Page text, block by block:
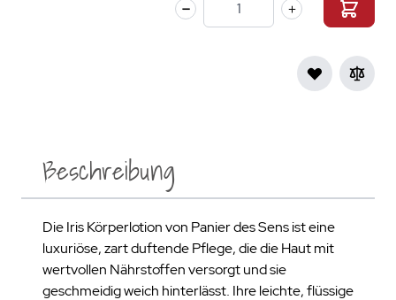
Menge
Beschreibung
Die Iris Körperlotion von Panier des Sens ist eine
luxuriöse, zart duftende Pflege, die die Haut mit
wertvollen Nährstoffen versorgt und sie
geschmeidig weich hinterlässt. Ihre leichte, flüssige